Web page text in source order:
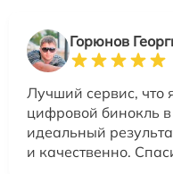
Горюнов
Лучший сервис, что
цифровой бинокль
идеальный
и качественно.